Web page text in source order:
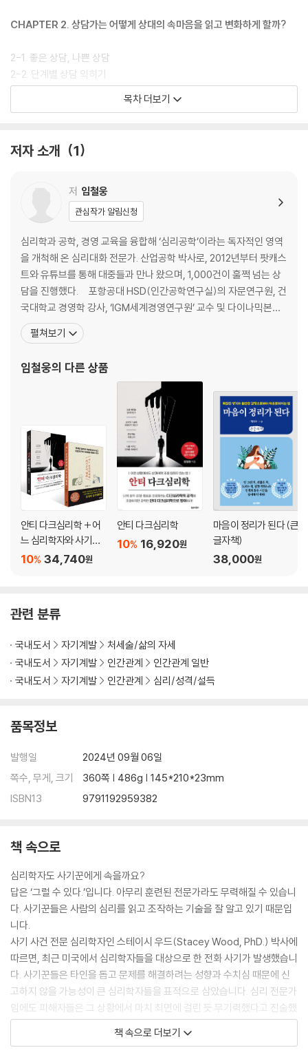
CHAPTER 2. 상담가는 어떻게 상대의 속마음을 읽고 변화하게 할까?
2-1. 좋은 상담, 나쁜 상담
2-2. 단계별 상담 익히기
2-3. 상담 사례로 활용 방법 익히기
3-1. 프로파일링의 기법들
3-3. 심리 프로파일링 기법 활용 사례
3-4. 실생활에서 활용하는 방법
CHAPTER 4. 콜드리더는 어떻게 상대의 신뢰를 얻어낼까?
4-1. 콜드리딩의 비밀
4-2. 단계별 콜드리딩 익히기
4-3. 악의적인 콜드리딩에 당하지 않는 법
4-4. 일상 활용 사례
5-3. 최면 기술이 적용된 사례
CHAPTER 6. 4개의 기술, 어떻게 써야 할까?
에필로그
목차 더보기
저자 소개 1
저 임철웅
관심작가 알림신청
심리학과 공학, 경영 교육을 융합해 ‘심리공학’이라는 독자적인 영역
을 개척해 온 심리대화 전문가. 산업공학 박사로, 2012년부터 팟캐스
트와 유튜브를 통해 대중들과 만나 왔으며, 1,000건이 훌쩍 넘는 상
담을 진행했다. 포항공대 HSD(인간공학연구실)의 자문연구원, 건
국대학교 경영학 강사, ‘IGM세계경영연구원’ 교수 및 다이나믹본부
장, 태웅인포텍 대표이사를 거치며 대학, 기업, 공공기관에서 연구와
강의, 컨설팅을 진행했다. 상담과 교육 현장에서 축적한 사례를 바탕
도구로 바꾸는 작업을 이어 가고 있다.
펼쳐보기
임철웅의 다른 상품
안티 다크심리학 + 어
느 심리학자와 사기꾼
의 대화 세트
34,740원
10%
안티 다크심리학
16,920원
10%
마음이 정리가 된다 (큰
글자책)
38,000원
관련 분류
국내도서 자기계발
처세술/삶의 자세
국내도서
자기계발 인간관계
인간관계 일반
국내도서
자기계발 인간관계 심리/성격/설득
품목정보
발행일
2024년 09월 06일
쪽수, 무게, 크기
360쪽 | 486g | 145*210*23mm
ISBN13
9791192959382
책 속으로
심리학자도 사기꾼에게 속을까요?
답은 ‘그럴 수 있다.’입니다. 아무리 훈련된 전문가라도 무력해질 수 있습니
다. 사기꾼들은 사람의 심리를 읽고 조작하는 기술을 잘 알고 있기 때문입
니다.
사기 사건 전문 심리학자인 스테이시 우드(Stacey Wood, PhD.) 박사에
따르면, 최근 미국에서 심리학자들을 대상으로 한 전화 사기가 발생했습니
다. 사기꾼들은 타인을 돕고 문제를 해결하려는 성향과 수치심 때문에 신
고하지 않을 가능성이 큰 심리학자들을 표적으로 삼았습니다. 심리 전문가
임에도 피해자들은 그 상황에서 마치 최면에 걸린 듯 무기력했다고 진술했
습니다. 이는 심리 조작의 위험성을 확실히 보여주는 사례입니다. 심리를
아는 것만으로는 충분하지 않습니다. 어떤 기술을 실제로 사용하고 어떻게
책 속으로 더보기